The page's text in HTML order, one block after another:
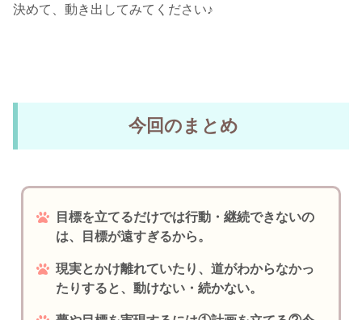
決めて、動き出してみてください♪
今回のまとめ
目標を立てるだけでは行動・継続できないの
は、目標が遠すぎるから。
現実とかけ離れていたり、道がわからなかっ
たりすると、動けない・続かない。